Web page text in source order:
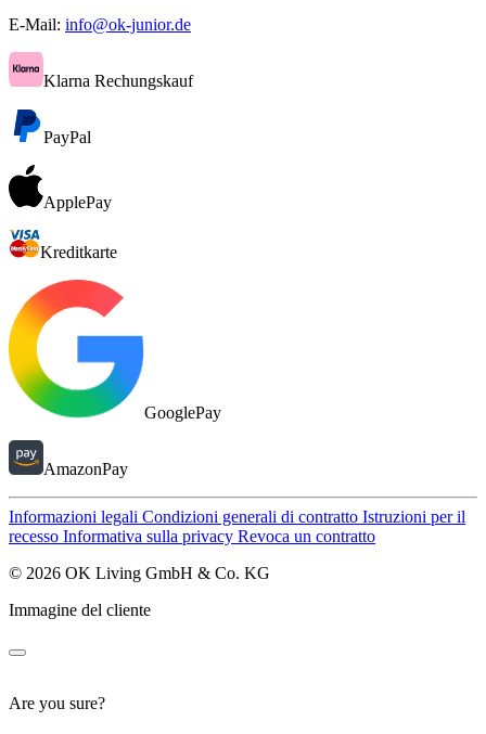
E-Mail: info@ok-junior.de
Klarna Rechungskauf
PayPal
ApplePay
Kreditkarte
GooglePay
AmazonPay
Informazioni legali Condizioni generali di contratto Istruzioni per il
recesso Informativa sulla privacy Revoca un contratto
© 2026 OK Living GmbH & Co. KG
Immagine del cliente
Are you sure?